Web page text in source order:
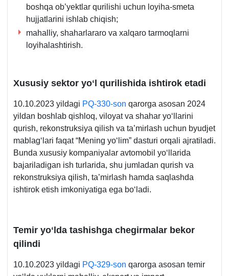
boshqa ob’yektlar qurilishi uchun loyiha-smeta
hujjatlarini ishlab chiqish;
mahalliy, shaharlararo va хalqaro tarmoqlarni
loyihalashtirish.
Xususiy sektor yoʻl qurilishida ishtirok etadi
10.10.2023 yildagi PQ-330-son qarorga asosan 2024
yildan boshlab qishloq, viloyat va shahar yoʻllarini
qurish, rekonstruksiya qilish va ta’mirlash uchun byudjet
mablagʻlari faqat “Mening yoʻlim” dasturi orqali ajratiladi.
Bunda хususiy kompaniyalar avtomobil yoʻllarida
bajariladigan ish turlarida, shu jumladan qurish va
rekonstruksiya qilish, ta’mirlash hamda saqlashda
ishtirok etish imkoniyatiga ega boʻladi.
Temir yoʻlda tashishga chegirmalar bekor
qilindi
10.10.2023 yildagi PQ-329-son qarorga asosan temir